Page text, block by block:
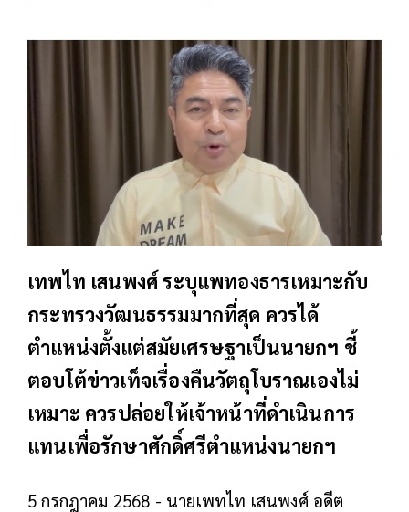
เทพไท เสนพงศ์ ระบุแพทองธารเหมาะกับ
กระทรวงวัฒนธรรมมากที่สุด ควรได้
ตำแหน่งตั้งแต่สมัยเศรษฐาเป็นนายกฯ ชี้
ตอบโต้ข่าวเท็จเรื่องคืนวัตถุโบราณเองไม่
เหมาะ ควรปล่อยให้เจ้าหน้าที่ดำเนินการ
แทนเพื่อรักษาศักดิ์ศรีตำแหน่งนายกฯ
5 กรกฎาคม 2568 - นายเพทไท เสนพงศ์ อดีต